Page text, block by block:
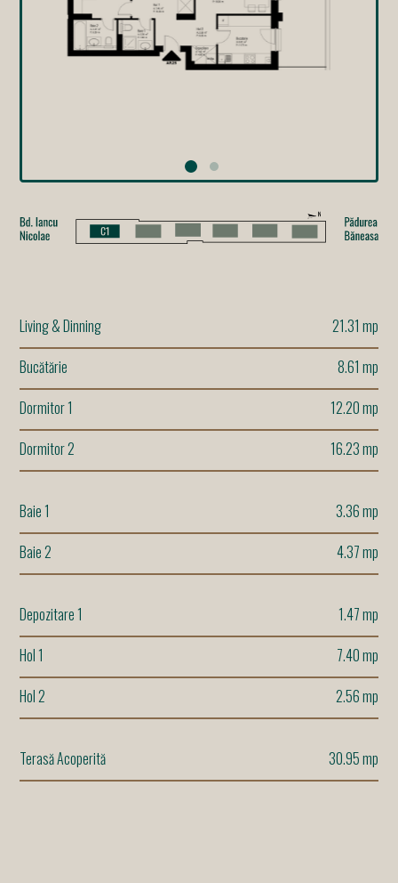
Living & Dinning
21.31 mp
Bucătărie
8.61 mp
Dormitor 1
12.20 mp
Dormitor 2
16.23 mp
Baie 1
3.36 mp
Baie 2
4.37 mp
Depozitare 1
1.47 mp
Hol 1
7.40 mp
Hol 2
2.56 mp
Terasă Acoperită 30.95 mp